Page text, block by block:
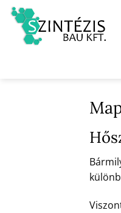
Skip
content